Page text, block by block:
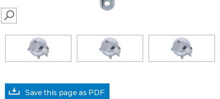
SEARCH
Save this page as PDF